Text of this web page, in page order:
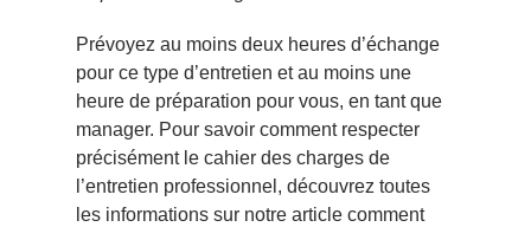
Prévoyez au moins deux heures d’échange
pour ce type d’entretien et au moins une
heure de préparation pour vous, en tant que
manager. Pour savoir comment respecter
précisément le cahier des charges de
l’entretien professionnel, découvrez toutes
les informations sur notre article comment